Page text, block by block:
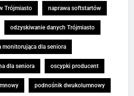
Trójmiasto naprawa softstartów
odzyskiwanie danych Trójmiasto
monitorująca dla seniora
dla seniora oscypki producent
podnośnik dwukolumnowy